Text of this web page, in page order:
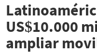
US$10.000
ampliar